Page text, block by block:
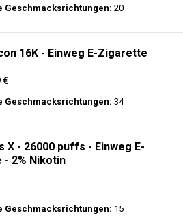
Geschmacksrichtungen: 20
16K - Einweg E-Zigarette
€
Geschmacksrichtungen: 34
X - 26000 puffs - Einweg E-
2% Nikotin
Geschmacksrichtungen: 15